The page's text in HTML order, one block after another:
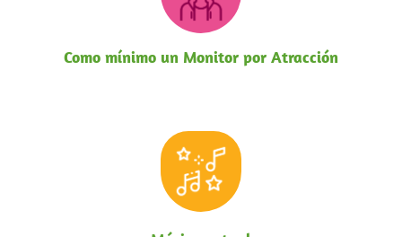
Como mínimo un Monitor por Atracción